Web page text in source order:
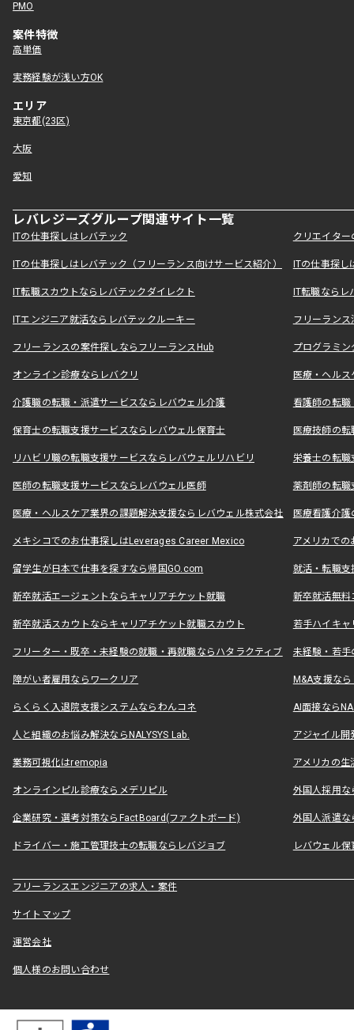
PMO
案件特徴
高単価
実務経験が浅い方OK
エリア
東京都(23区)
大阪
愛知
レバレジーズグループ関連サイト一覧
ITの仕事探しはレバテック クリエイタ
ITの仕事探しはレバテック（フリーランス向けサービス紹介） ITの仕事探
IT転職スカウトならレバテックダイレクト IT転職なら
ITエンジニア就活ならレバテックルーキー フリーラン
フリーランスの案件探しならフリーランスHub プログラミ
オンライン診療ならレバクリ 医療・ヘル
介護職の転職・派遣サービスならレバウェル介護 看護師の転
保育士の転職支援サービスならレバウェル保育士 医療技師の
リハビリ職の転職支援サービスならレバウェルリハビリ 栄養士の転
医師の転職支援サービスならレバウェル医師 薬剤師の転
医療・ヘルスケア業界の課題解決支援ならレバウェル株式会社 医療看護介
メキシコでのお仕事探しはLeverages Career Mexico アメリカで
留学生が日本で仕事を探すなら帰国GO.com 就活・転職
新卒就活エージェントならキャリアチケット就職 新卒就活無料
新卒就活スカウトならキャリアチケット就職スカウト 若手ハイキ
フリーター・既卒・未経験の就職・再就職ならハタラクティブ 未経験・若手
障がい者雇用ならワークリア M&A支援な
らくらく入退院支援システムならわんコネ AI面接なら
人と組織のお悩み解決ならNALYSYS Lab. アジャイル
業務可視化はremopia アメリカの
オンラインピル診療ならメデリピル 外国人採用
企業研究・選考対策ならFactBoard(ファクトボード) 外国人派遣な
ドライバー・施工管理技士の転職ならレバジョブ レバウェル
フリーランスエンジニアの求人・案件
サイトマップ
運営会社
個人様のお問い合わせ